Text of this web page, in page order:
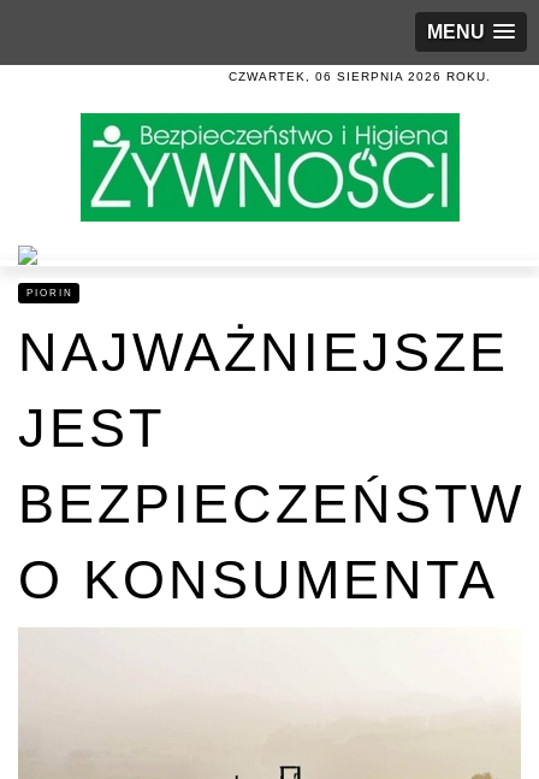
MENU
CZWARTEK, 06 SIERPNIA 2026 ROKU.
PIORIN
NAJWAŻNIEJSZE
JEST
BEZPIECZEŃSTW
O KONSUMENTA